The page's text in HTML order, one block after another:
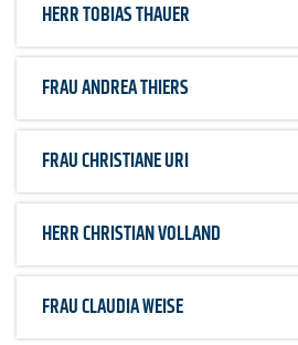
HERRTOBIAS THAUER
FRAUANDREA THIERS
FRAUCHRISTIANE URI
HERRCHRISTIAN VOLLAND
FRAUCLAUDIA WEISE